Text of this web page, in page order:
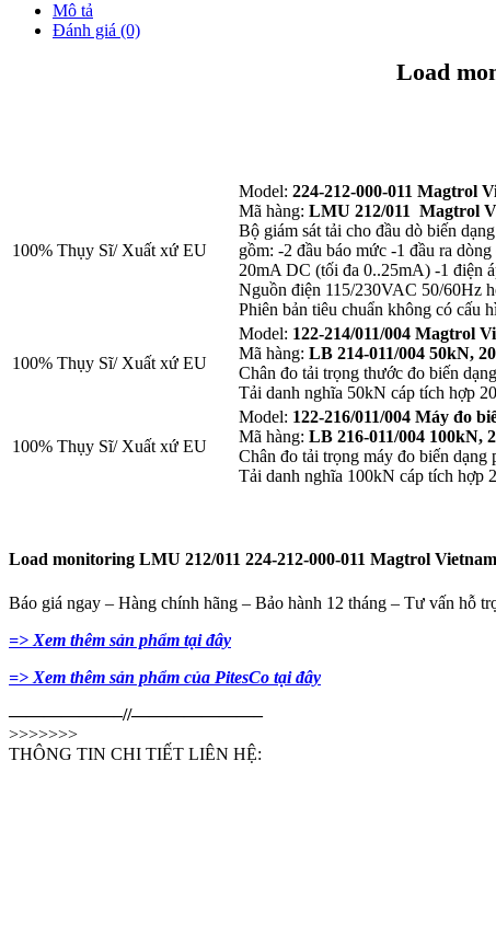
Mô tả
Đánh giá (0)
Load
100% Thụy Sĩ/ Xuất xứ EU
Model: 224-212-000-011 Magtrol
Mã hàng: LMU 212/011 Magtrol
Bộ giám sát tải cho đầu dò biến dạng
gồm: -2 đầu báo mức -1 đầu ra
20mA DC (tối đa 0..25mA) -1 điện
Nguồn điện 115/230VAC 50/60Hz
Phiên bản tiêu chuẩn không có cấu
100% Thụy Sĩ/ Xuất xứ EU
Model: 122-214/011/004 Magtrol
Mã hàng: LB 214-011/004 50kN,
Chân đo tải trọng thước đo biến
Tải danh nghĩa 50kN cáp tích hợp
100% Thụy Sĩ/ Xuất xứ EU
Model: 122-216/011/004 Máy đo
Mã hàng: LB 216-011/004 100kN,
Chân đo tải trọng máy đo biến dạng
Tải danh nghĩa 100kN cáp tích hợp
Load monitoring LMU 212/011 224-212-000-011 Magtrol Vietnam
Báo giá ngay – Hàng chính hãng – Bảo hành 12 tháng – Tư vấn hỗ
=> Xem thêm sản phẩm tại đây
=> Xem thêm sản phẩm của PitesCo tại đây
——————–//———————–
>>>>>>>
THÔNG TIN CHI TIẾT LIÊN HỆ: